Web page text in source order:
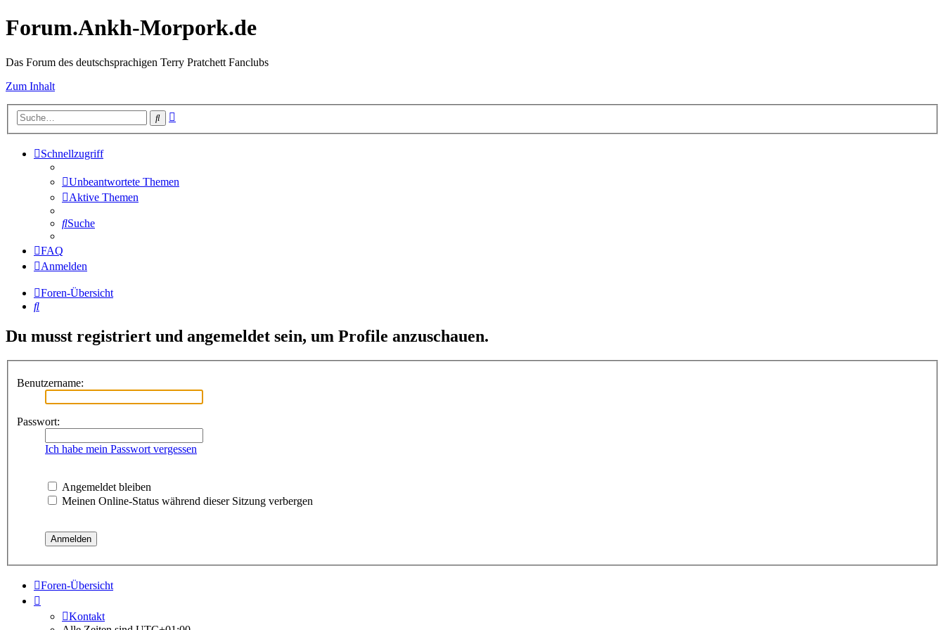
Forum.Ankh-Morpork.de
Das Forum des deutschsprachigen Terry Pratchett Fanclubs
Zum Inhalt
Suche
Schnellzugriff
Unbeantwortete Themen
Aktive Themen
Suche
FAQ
Anmelden
Foren-Übersicht
Suche
Du musst registriert und angemeldet sein, um Profile anzuschauen.
Benutzername:
Passwort:
Ich habe mein Passwort vergessen
Angemeldet bleiben
Meinen Online-Status während dieser Sitzung verbergen
Foren-Übersicht
Kontakt